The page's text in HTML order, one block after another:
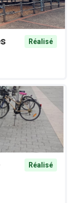
Réalisé
Réalisé